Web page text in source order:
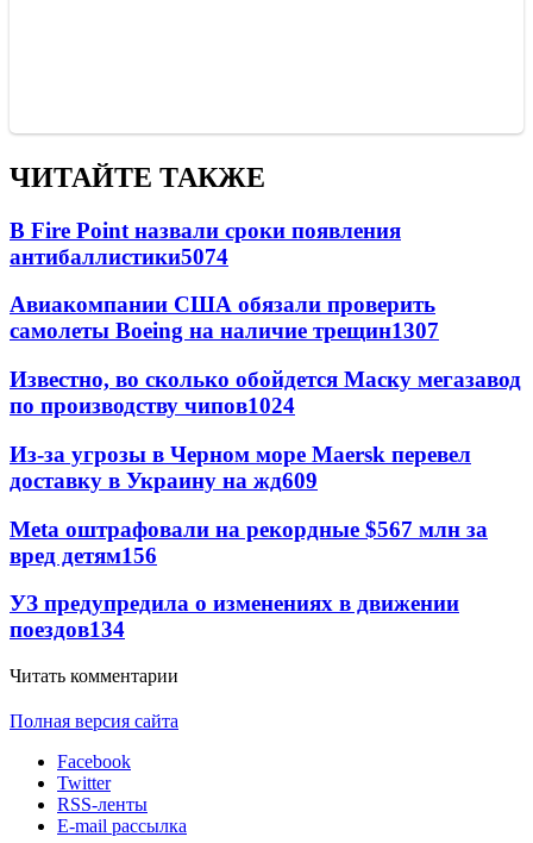
ЧИТАЙТЕ ТАКЖЕ
В Fire Point назвали сроки появления
антибаллистики5074
Авиакомпании США обязали проверить
самолеты Boeing на наличие трещин1307
Известно, во сколько обойдется Маску мегазавод
по производству чипов1024
Из-за угрозы в Черном море Maersk перевел
доставку в Украину на жд609
Meta оштрафовали на рекордные $567 млн за
вред детям156
УЗ предупредила о изменениях в движении
поездов134
Читать комментарии
Полная версия сайта
Facebook
Twitter
RSS-ленты
E-mail рассылка